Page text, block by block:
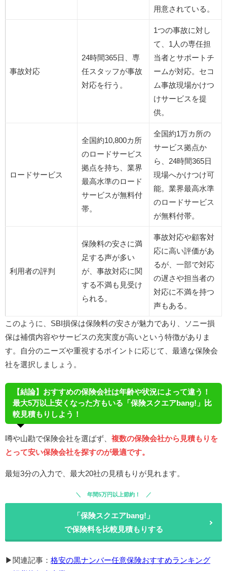
用意されている。
事故対応
24時間365日、専
任スタッフが事故
対応を行う。
1つの事故に対し
て、1人の専任担
当者とサポートチ
ームが対応。セコ
ム事故現場かけつ
けサービスを提
供。
ロードサービス
全国約10,800カ所
のロードサービス
拠点を持ち、業界
最高水準のロード
サービスが無料付
帯。
全国約1万カ所の
サービス拠点か
ら、24時間365日
現場へかけつけ可
能。業界最高水準
のロードサービス
が無料付帯。
利用者の評判
保険料の安さに満
足する声が多い
が、事故対応に関
する不満も見受け
られる。
事故対応や顧客対
応に高い評価があ
るが、一部で対応
の遅さや担当者の
対応に不満を持つ
声もある。
このように、SBI損保は保険料の安さが魅力であり、ソニー損
保は補償内容やサービスの充実度が高いという特徴がありま
す。​自分のニーズや重視するポイントに応じて、最適な保険会
社を選択しましょう。
【結論】おすすめの保険会社は年齢や状況によって違う！
最大5万以上安くなった方もいる「保険スクエアbang!」比
較見積もりしよう！
噂や山勘で保険会社を選ばず、 複数の保険会社から見積もりを
とって安い保険会社を探すのが最適です。
最短3分の入力で、最大20社の見積もりが見れます。
年間5万円以上節約！
「保険スクエアbang!」
で保険料を比較見積もりする
▶関連記事： 格安の黒ナンバー任意保険おすすめランキング